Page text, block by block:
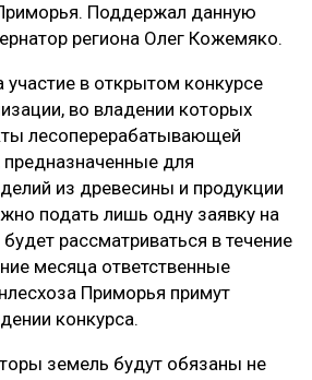
ПЛИТ
Поддержал данную
региона Олег Кожемяко.
участие в открытом конкурсе
во владении которых
лесоперерабатывающей
предназначенные для
из древесины и продукции
подать лишь одну заявку на
рассматриваться в течение
месяца ответственные
Приморья примут
конкурса.
земель будут обязаны не